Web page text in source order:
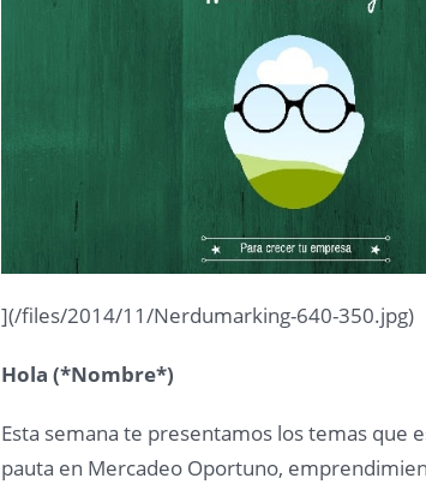
](/files/2014/11/Nerdumarking-640-350.jpg)
Hola (*Nombre*)
Esta semana te presentamos los temas que
pauta en Mercadeo Oportuno,